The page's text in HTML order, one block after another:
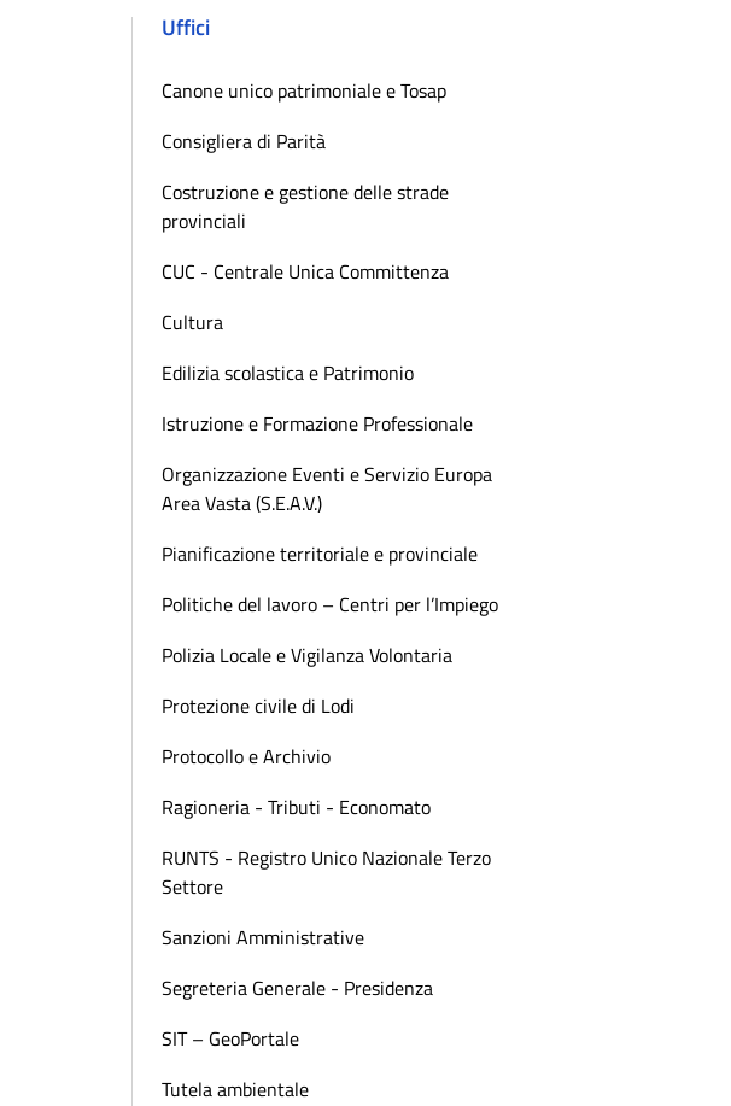
Uffici
Canone unico patrimoniale e Tosap
Consigliera di Parità
Costruzione e gestione delle strade
provinciali
CUC - Centrale Unica Committenza
Cultura
Edilizia scolastica e Patrimonio
Istruzione e Formazione Professionale
Organizzazione Eventi e Servizio Europa
Area Vasta (S.E.A.V.)
Pianificazione territoriale e provinciale
Politiche del lavoro – Centri per l’Impiego
Polizia Locale e Vigilanza Volontaria
Protezione civile di Lodi
Protocollo e Archivio
Ragioneria - Tributi - Economato
RUNTS - Registro Unico Nazionale Terzo
Settore
Sanzioni Amministrative
Segreteria Generale - Presidenza
SIT – GeoPortale
Tutela ambientale